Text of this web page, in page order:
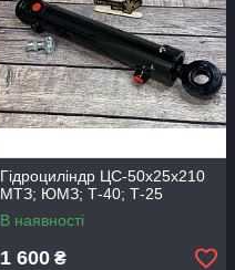
Гідроциліндр ЦС-50х25х210
МТЗ; ЮМЗ; Т-40; Т-25
В наявності
1 600 ₴